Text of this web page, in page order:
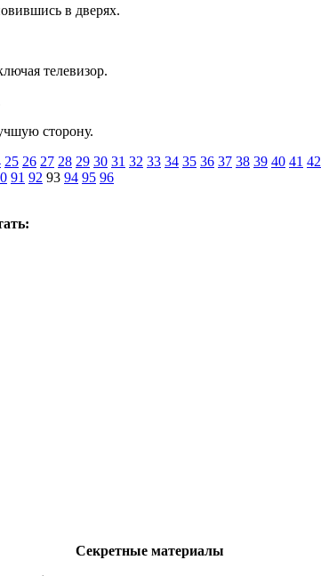
в две­рях.
телевизор.
сторону.
25 26 27 28 29 30 31 32 33 34 35 36 37 38 39 40 41 42
91 92 93 94 95 96
Секретные материалы